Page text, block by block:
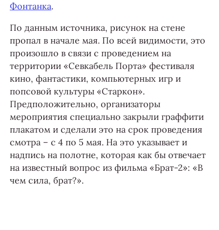
Фонтанка.
По данным источника, рисунок на стене
пропал в начале мая. По всей видимости, это
произошло в связи с проведением на
территории «Севкабель Порта» фестиваля
кино, фантастики, компьютерных игр и
попсовой культуры «Старкон».
Предположительно, организаторы
мероприятия специально закрыли граффити
плакатом и сделали это на срок проведения
смотра – с 4 по 5 мая. На это указывает и
надпись на полотне, которая как бы отвечает
на известный вопрос из фильма «Брат-2»: «В
чем сила, брат?».